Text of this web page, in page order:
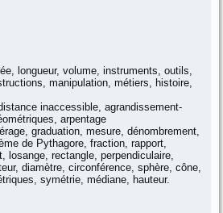
longueur, volume, instruments, outils,
manipulation, métiers, histoire,
inaccessible, agrandissement-
arpentage
graduation, mesure, dénombrement,
de Pythagore, fraction, rapport,
losange, rectangle, perpendiculaire,
diamètre, circonférence, sphère, cône,
symétrie, médiane, hauteur.